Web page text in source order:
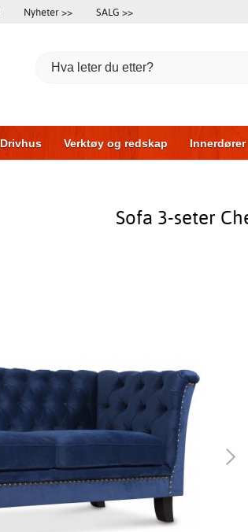
Nyheter >> SALG >>
Drivhus Verktøy og redskap Innerdører
Sofa 3-seter